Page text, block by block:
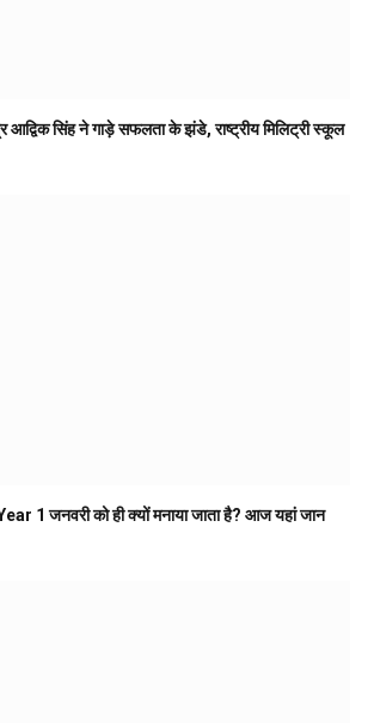
आद्विक सिंह ने गाड़े सफलता के झंडे, राष्ट्रीय मिलिट्री स्कूल
1 जनवरी को ही क्यों मनाया जाता है? आज यहां जान